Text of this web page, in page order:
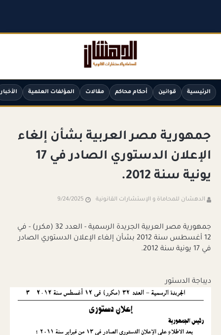
الرئيسية قوانين أحكام محاكم مقالات المؤلفات العلمية الأخبار
جمهورية مصر العربية بشأن إلغاء
الإعلان الدستوري الصادر في 17
يونية سنة 2012.
الدهشان للمحاماة و الإستشارات القانونية 9/24/2025
جمهورية مصر العربية الجريدة الرسمية - العدد 32 (مكرر) - في
12 أغسطس سنة 2012 بشأن إلغاء الإعلان الدستوري الصادر
في 17 يونية سنة 2012.
ديباجة الدستور